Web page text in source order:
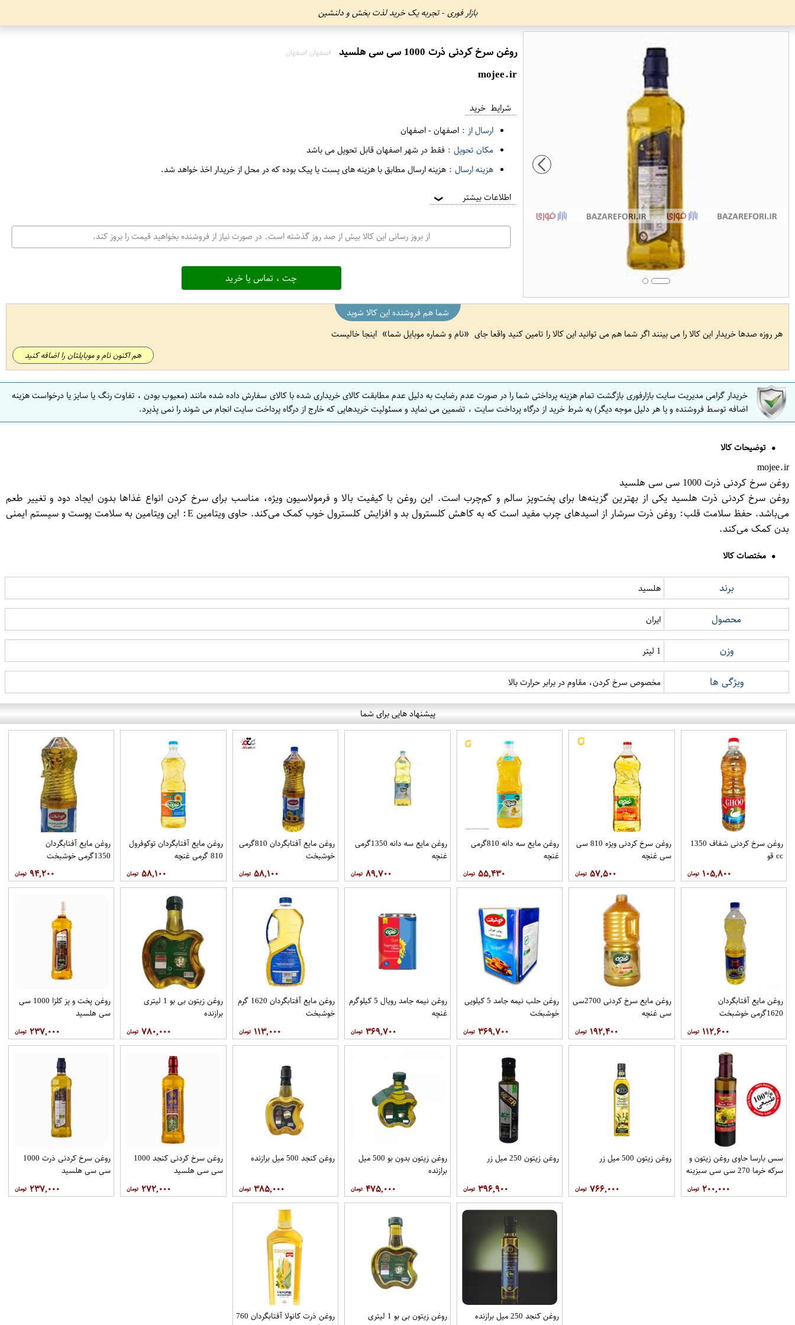
بازار فوری - تجربه یک خرید لذت بخش و دلنشین
روغن سرخ کردنی ذرت 1000 سی سی هلسید اصفهان اصفهان
mojee.ir
شرایط خرید
ارسال از : اصفهان-اصفهان
مکان تحویل : فقط در شهر اصفهان قابل تحویل می باشد
هزینه ارسال : هزینه ارسال مطابق با هزینه های پست یا پیک بوده که در محل از خریدار اخذ خواهد شد.
اطلاعات بیشتر ❯
از بروز رسانی این کالا بیش از صد روز گذشته است. در صورت نیاز از فروشنده بخواهید قیمت را بروز کند.
چت ، تماس یا خرید
شما هم فروشنده این کالا شوید
هر روزه صدها خریدار این کالا را می بینند اگر شما هم می توانید این کالا را تامین کنید واقعا جای
نام و شماره موبایل شما اینجا خالیست
هم اکنون نام و موبایلتان را اضافه کنید
خریدار گرامی مدیریت سایت بازارفوری بازگشت تمام هزینه پرداختی شما را در صورت عدم رضایت به دلیل عدم مطابقت کالای خریداری شده با کالای سفارش داده شده مانند (معیوب بودن ، تفاوت رنگ یا سایز یا درخواست هزینه
اضافه توسط فروشنده و یا هر دلیل موجه دیگر) به شرط خرید از درگاه پرداخت سایت ، تضمین می نماید و مسئولیت خریدهایی که خارج از درگاه پرداخت سایت انجام می شوند را نمی پذیرد.
توضیحات کالا
mojee.ir
روغن سرخ کردنی ذرت 1000 سی سی هلسید
روغن سرخ کردنی ذرت هلسید یکی از بهترین گزینه‌ها برای پخت‌وپز سالم و کم‌چرب است. این روغن با کیفیت بالا و فرمولاسیون ویژه، مناسب برای سرخ کردن انواع غذاها بدون ایجاد دود و تغییر طعم
می‌باشد. حفظ سلامت قلب: روغن ذرت سرشار از اسیدهای چرب مفید است که به کاهش کلسترول بد و افزایش کلسترول خوب کمک می‌کند. حاوی ویتامین E: این ویتامین به سلامت پوست و سیستم ایمنی
بدن کمک می‌کند.
مختصات کالا
برند هلسید
محصول ایران
وزن 1 لیتر
ویژگی ها مخصوص سرخ کردن، مقاوم در برابر حرارت بالا
پیشنهاد هایی برای شما
روغن سرخ کردنی شفاف 1350
cc قو
۱۰۵,۸۰۰
روغن سرخ کردنی ویژه 810 سی
سی غنچه
۵۷,۵۰۰
روغن مايع سه دانه 810گرمی
غنچه
۵۵,۴۳۰
روغن مايع سه دانه 1350گرمی
غنچه
۸۹,۷۰۰
روغن مايع آفتابگردان 810گرمی
خوشبخت
۵۸,۱۰۰
روغن مايع آفتابگردان توکوفرول
810 گرمی غنچه
۵۸,۱۰۰
روغن مايع آفتابگردان
1350گرمی خوشبخت
۹۴,۲۰۰
روغن مايع آفتابگردان
1620گرمی خوشبخت
۱۱۲,۶۰۰
روغن مایع سرخ کردنی 2700سی
سی غنچه
۱۹۲,۴۰۰
روغن حلب نیمه جامد 5 کیلویی
خوشبخت
۳۶۹,۷۰۰
روغن نیمه جامد رویال 5 کيلوگرم
غنچه
۳۶۹,۷۰۰
روغن مایع آفتابگردان 1620 گرم
خوشبخت
۱۱۳,۰۰۰
روغن زیتون بی بو 1 لیتری
برازنده
۷۸۰,۰۰۰
روغن پخت و پز کلزا 1000 سی
سی هلسید
۲۳۷,۰۰۰
سس بارسا حاوی روغن زیتون و
سرکه خرما 270 سی سی سبزینه
۲۰۰,۰۰۰
روغن زیتون 500 میل زر
۷۶۶,۰۰۰
روغن زیتون 250 میل زر
۳۹۶,۹۰۰
روغن زیتون بدون بو 500 میل
برازنده
۴۷۵,۰۰۰
روغن کنجد 500 میل برازنده
۳۸۵,۰۰۰
روغن سرخ کردنی کنجد 1000
سی سی هلسید
۲۷۲,۰۰۰
روغن سرخ کردنی ذرت 1000
سی سی هلسید
۲۳۷,۰۰۰
روغن کنجد 250 میل برازنده
روغن زیتون بی بو 1 لیتری
روغن ذرت کانولا آفتابگردان 760